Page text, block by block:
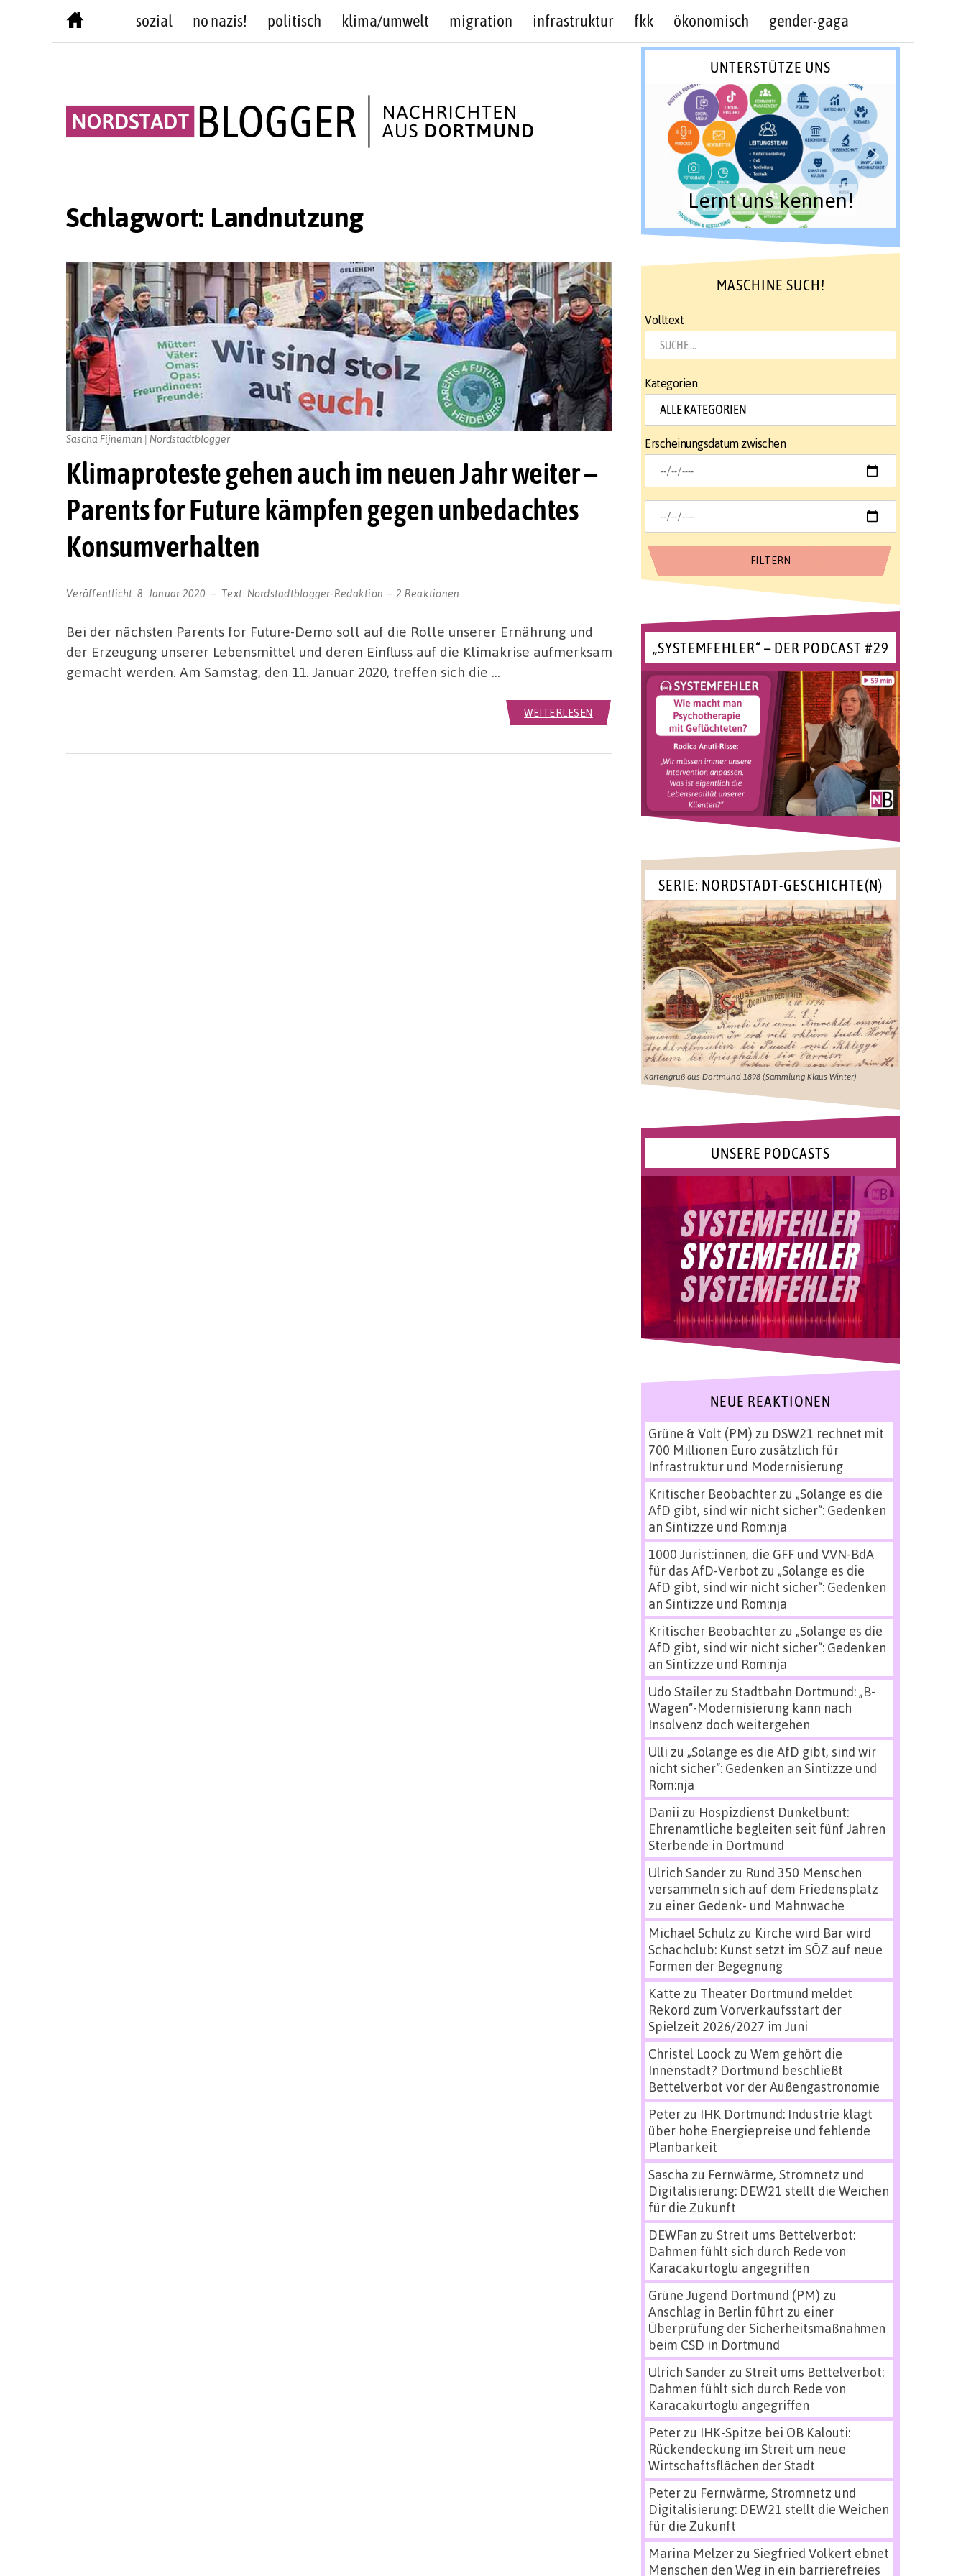
sozial no nazis! politisch klima/umwelt migration infrastruktur fkk ökonomisch gender-gaga
Schlagwort: Landnutzung
Klimaproteste gehen auch im neuen Jahr weiter –
Parents for Future kämpfen gegen unbedachtes
Konsumverhalten
Veröffentlicht:8. Januar 2020 Text: Nordstadtblogger-Redaktion 2 Reaktionen
Sascha Fijneman | Nordstadtblogger
Bei der nächsten Parents for Future-Demo soll auf die Rolle unserer Ernährung und
der Erzeugung unserer Lebensmittel und deren Einfluss auf die Klimakrise aufmerksam
gemacht werden. Am Samstag, den 11. Januar 2020, treffen sich die …
WEITERLESEN
UNTERSTÜTZE UNS
Lernt uns kennen!
MASCHINE SUCH!
Volltext
Kategorien
Erscheinungsdatum zwischen
„SYSTEMFEHLER“ – DER PODCAST #29
SERIE: NORDSTADT-GESCHICHTE(N)
Kartengruß aus Dortmund 1898 (Sammlung Klaus Winter)
UNSERE PODCASTS
NEUE REAKTIONEN
Grüne & Volt (PM) zu DSW21 rechnet mit
700 Millionen Euro zusätzlich für
Infrastruktur und Modernisierung
Kritischer Beobachterzu „Solange es die
AfD gibt, sind wir nicht sicher“: Gedenken
an Sinti:zze und Rom:nja
1000 Jurist:innen, die GFF und VVN-BdA
für das AfD-Verbot zu „Solange es die
AfD gibt, sind wir nicht sicher“: Gedenken
an Sinti:zze und Rom:nja
Kritischer Beobachterzu „Solange es die
AfD gibt, sind wir nicht sicher“: Gedenken
an Sinti:zze und Rom:nja
Udo Stailerzu Stadtbahn Dortmund: „B-
Wagen“-Modernisierung kann nach
Insolvenz doch weitergehen
Ulli zu „Solange es die AfD gibt, sind wir
nicht sicher“: Gedenken an Sinti:zze und
Rom:nja
Danii zu Hospizdienst Dunkelbunt:
Ehrenamtliche begleiten seit fünf Jahren
Sterbende in Dortmund
Ulrich Sanderzu Rund 350 Menschen
versammeln sich auf dem Friedensplatz
zu einer Gedenk- und Mahnwache
Michael Schulz zu Kirche wird Bar wird
Schachclub: Kunst setzt im SÖZ auf neue
Formen der Begegnung
Katte zu Theater Dortmund meldet
Rekord zum Vorverkaufsstart der
Spielzeit 2026/2027 im Juni
Christel Loock zu Wem gehört die
Innenstadt? Dortmund beschließt
Bettelverbot vor der Außengastronomie
Peterzu IHK Dortmund: Industrie klagt
über hohe Energiepreise und fehlende
Planbarkeit
Sascha zu Fernwärme, Stromnetz und
Digitalisierung: DEW21 stellt die Weichen
für die Zukunft
DEWFan zu Streit ums Bettelverbot:
Dahmen fühlt sich durch Rede von
Karacakurtoglu angegriffen
Grüne Jugend Dortmund (PM) zu
Anschlag in Berlin führt zu einer
Überprüfung der Sicherheitsmaßnahmen
beim CSD in Dortmund
Ulrich Sanderzu Streit ums Bettelverbot:
Dahmen fühlt sich durch Rede von
Karacakurtoglu angegriffen
Peterzu IHK-Spitze bei OB Kalouti:
Rückendeckung im Streit um neue
Wirtschaftsflächen der Stadt
Peterzu Fernwärme, Stromnetz und
Digitalisierung: DEW21 stellt die Weichen
für die Zukunft
Marina Melzerzu Siegfried Volkert ebnet
Menschen den Weg in ein barrierefreies